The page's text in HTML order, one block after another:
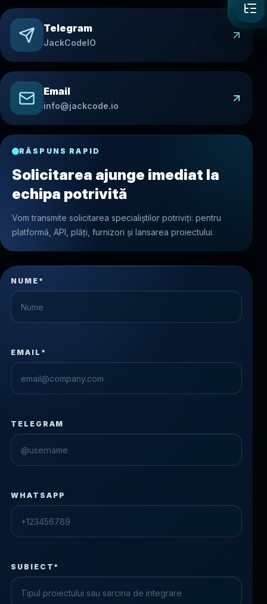
Telegram
JackCodeIO
Email
info@jackcode.io
RĂSPUNS RAPID
Solicitarea ajunge imediat la
echipa potrivită
Vom transmite solicitarea specialiștilor potriviți: pentru
platformă, API, plăți, furnizori și lansarea proiectului.
NUME*
EMAIL*
TELEGRAM
WHATSAPP
SUBIECT*